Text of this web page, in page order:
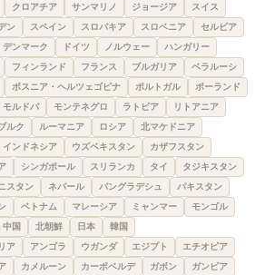
クロアチア サンマリノ ジョージア
スイス
ン
スペイン スロバキア スロベニア
セルビア
デンマーク ドイツ ノルウェー
ハンガリー
フィンランド フランス ブルガリア
ベラルーシ
ボスニア・ヘルツェゴビナ ポルトガル
ポーランド
モルドバ モンテネグロ ラトビア
リトアニア
ルク
ルーマニア ロシア 北マケドニア
インドネシア ウズベキスタン
カザフスタン
シンガポール スリランカ タイ
タジキスタン
スタン
ネパール バングラデシュ
パキスタン
ベトナム マレーシア ミャンマー
モンゴル
中国 北朝鮮 日本 韓国
ア アンゴラ ウガンダ エジプト
エチオピア
カメルーン カーボベルデ ガボン
ガンビア